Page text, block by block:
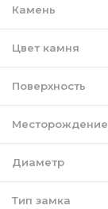
Камень
Цвет камня
Поверхность
Месторождение
Диаметр
Тип замка